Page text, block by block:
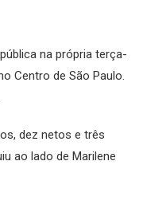
na própria terça-
Centro de São Paulo.
dez netos e três
ao lado de Marilene